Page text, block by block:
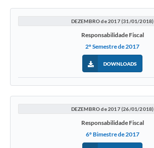
DEZEMBRO de 2017 (31/01/2018)
Responsabilidade Fiscal
2º Semestre de 2017
DOWNLOADS
DEZEMBRO de 2017 (26/01/2018)
Responsabilidade Fiscal
6º Bimestre de 2017